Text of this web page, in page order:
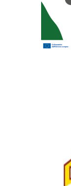
Riaperto il